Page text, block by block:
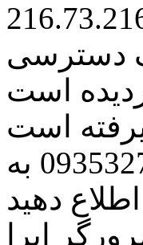
دسترسی
است
است
مراتب این مسئله را از طریق شماره تلفن 09353273300 به
دهید
اپرا